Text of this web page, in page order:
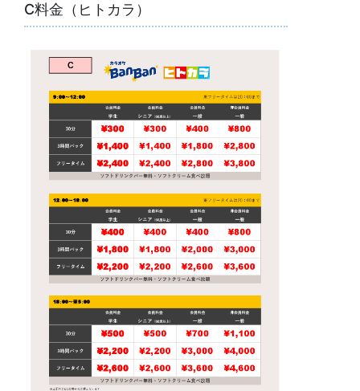
C料金（ヒトカラ）